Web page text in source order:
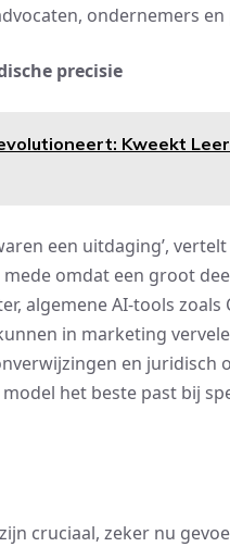
ondernemers
precisie
Kweekt
een uitdaging’,
omdat een groot
algemene AI-tools
in marketing
en
het beste past bij
cruciaal, zeker nu